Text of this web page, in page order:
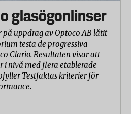
glasögonlinser
på uppdrag av Optoco AB låtit
testa de progressiva
Clario. Resultaten visar att
i nivå med flera etablerade
Testfaktas kriterier för